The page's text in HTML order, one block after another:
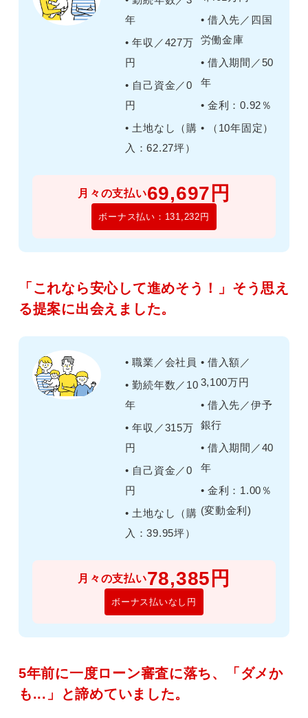
年
• 年収／427万
円
• 自己資金／0
円
• 土地なし（購
入：62.27坪）
• 借入先／四国
労働金庫
• 借入期間／50
年
• 金利：0.92％
• （10年固定）
月々の支払い69,697円
ボーナス払い：131,232円
「これなら安心して進めそう！」そう思え
る提案に出会えました。
• 職業／会社員
• 勤続年数／10
年
• 年収／315万
円
• 自己資金／0
円
• 土地なし（購
入：39.95坪）
• 借入額／
3,100万円
• 借入先／伊予
銀行
• 借入期間／40
年
• 金利：1.00％
(変動金利)
月々の支払い78,385円
ボーナス払いなし円
5年前に一度ローン審査に落ち、「ダメか
も...」と諦めていました。